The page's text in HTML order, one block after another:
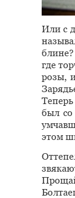
Или с
где
розы,
был со
этом